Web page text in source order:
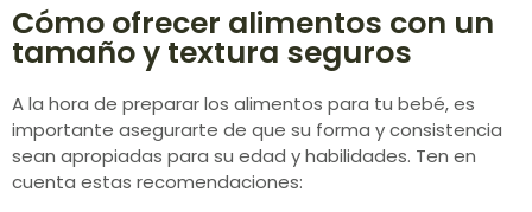
Cómo ofrecer alimentos con un
tamaño y textura seguros
A la hora de preparar los alimentos para tu bebé, es
importante asegurarte de que su forma y consistencia
sean apropiadas para su edad y habilidades. Ten en
cuenta estas recomendaciones: